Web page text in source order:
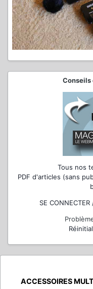
Conseils
Tous nos
PDF d'articles (sans
SE CONNECTER
ACCESSOIRES